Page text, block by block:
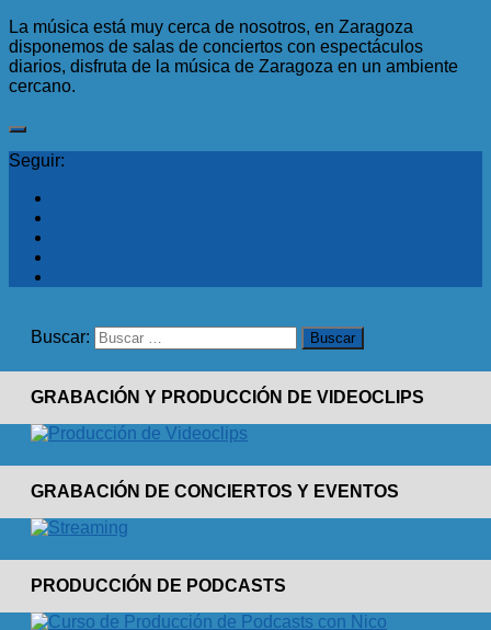
La música está muy cerca de nosotros, en Zaragoza
disponemos de salas de conciertos con espectáculos
diarios, disfruta de la música de Zaragoza en un ambiente
cercano.
Seguir:
Buscar:
GRABACIÓN Y PRODUCCIÓN DE VIDEOCLIPS
GRABACIÓN DE CONCIERTOS Y EVENTOS
PRODUCCIÓN DE PODCASTS